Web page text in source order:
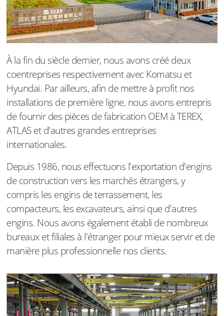
À la fin du siècle dernier, nous avons créé deux
coentreprises respectivement avec Komatsu et
Hyundai. Par ailleurs, afin de mettre à profit nos
installations de première ligne, nous avons entrepris
de fournir des pièces de fabrication OEM à TEREX,
ATLAS et d'autres grandes entreprises
internationales.
Depuis 1986, nous effectuons l'exportation d'engins
de construction vers les marchés étrangers, y
compris les engins de terrassement, les
compacteurs, les excavateurs, ainsi que d'autres
engins. Nous avons également établi de nombreux
bureaux et filiales à l'étranger pour mieux servir et de
manière plus professionnelle nos clients.